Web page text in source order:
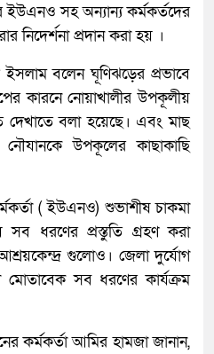
ইউএনও সহ অন্যান্য কর্মকর্তদের
নিদের্শনা প্রদান করা হয় ।
বলেন ঘূণিঝড়ের প্রভাবে
কারনে নোয়াখালীর উপকূলীয়
বলা হয়েছে। এবং মাছ
উপকূলের কাছাকাছি
( ইউএনও) শুভাশীষ চাকমা
সব ধরণের প্রস্তুতি গ্রহণ করা
গুলোও। জেলা দুর্যোগ
মোতাবেক সব ধরণের কার্যক্রম
কর্মকর্তা আমির হামজা জানান,